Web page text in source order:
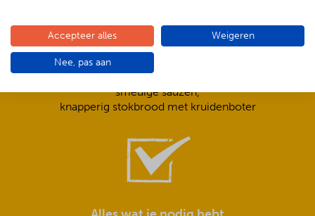
Compleet is ook écht compleet!
Frisse salades,
smeuïge sauzen,
knapperig stokbrood met kruidenboter
Accepteer alles Weigeren
Nee, pas aan